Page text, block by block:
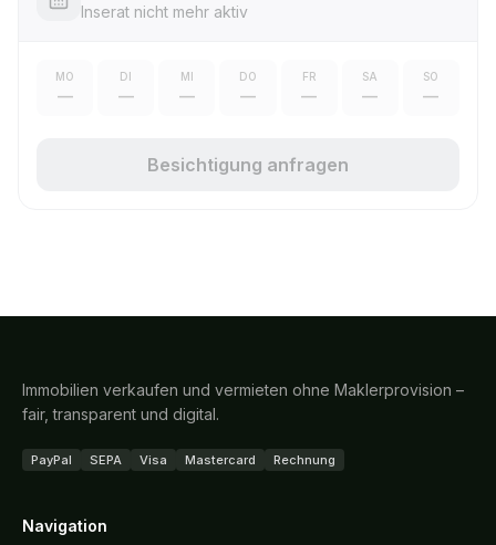
Inserat nicht mehr aktiv
MO
—
DI
—
MI
—
DO
—
FR
—
SA
—
SO
—
Besichtigung anfragen
Immobilien verkaufen und vermieten ohne Maklerprovision –
fair, transparent und digital.
PayPal SEPA Visa Mastercard Rechnung
Navigation